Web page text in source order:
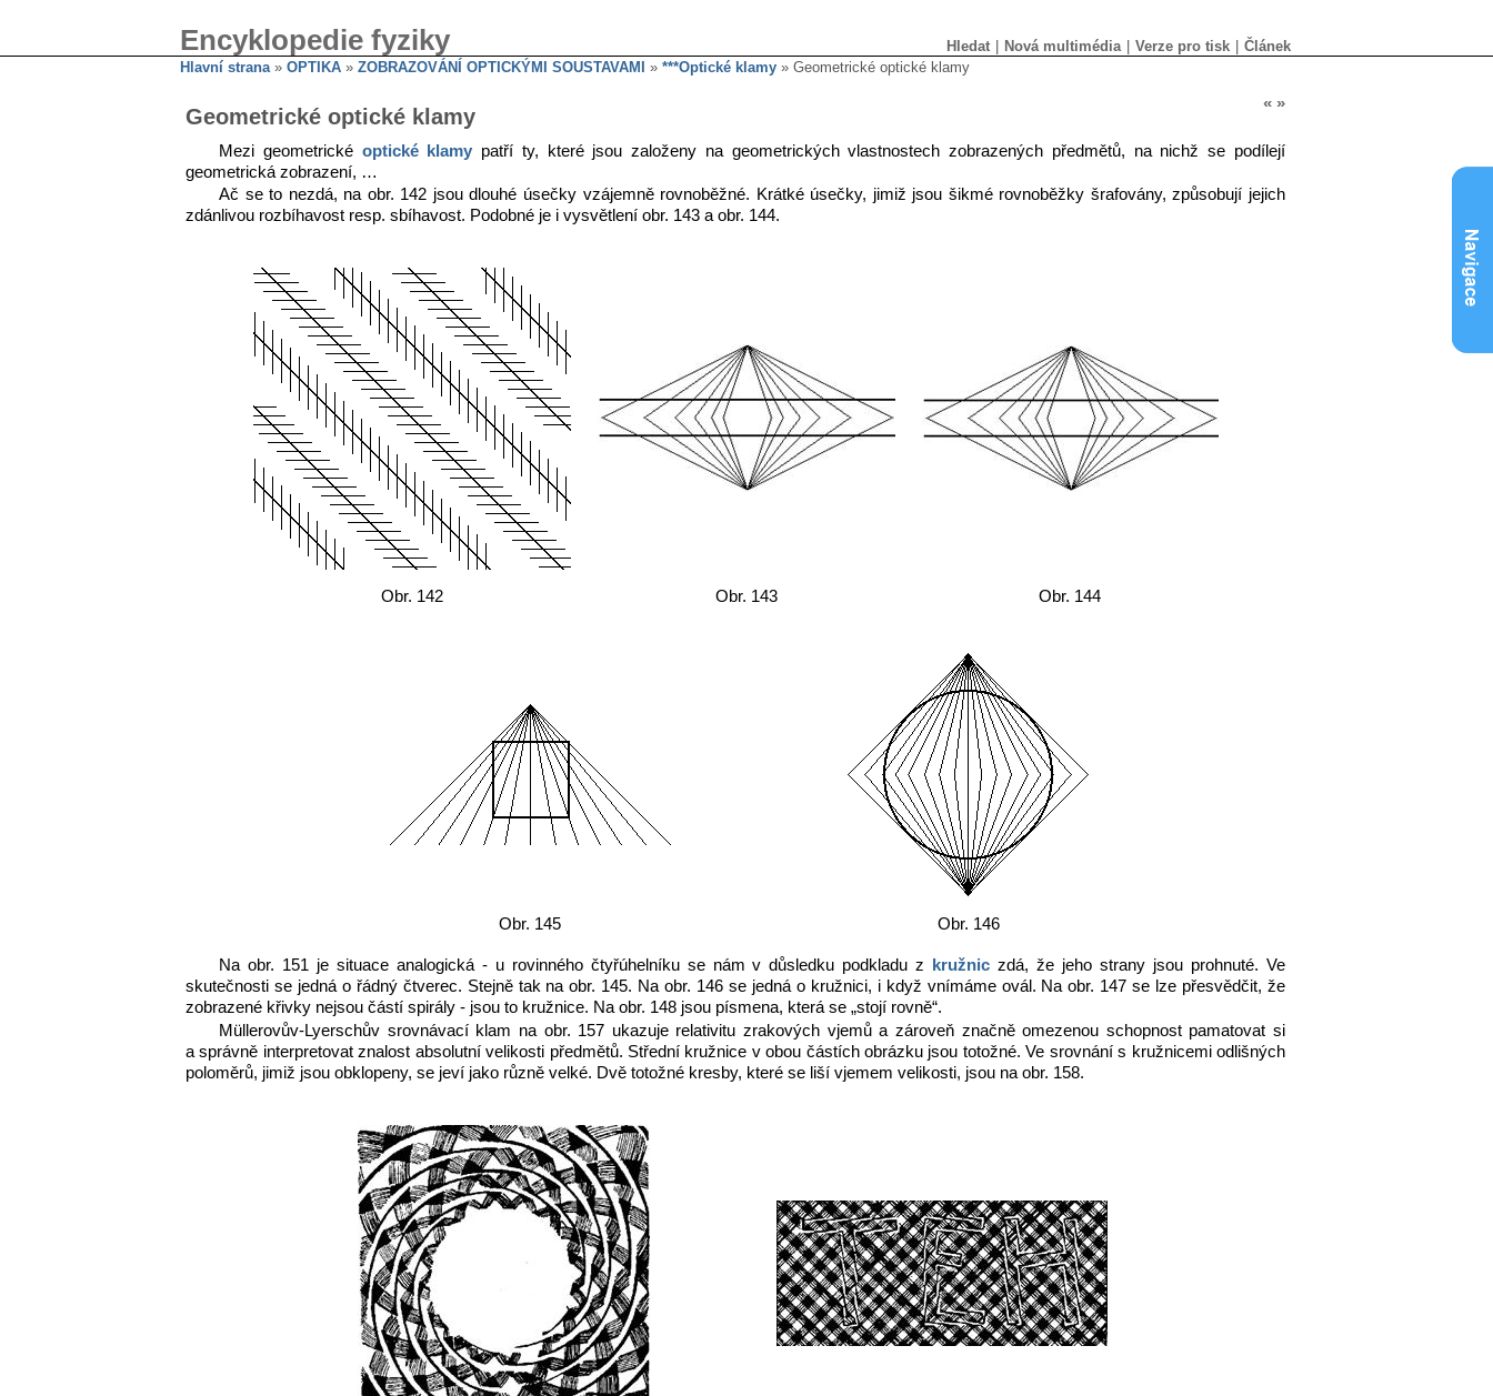
Encyklopedie fyziky Hledat Nová multimédia Verze pro tisk
Článek
Hlavní strana» OPTIKA » ZOBRAZOVÁNÍ OPTICKÝMI SOUSTAVAMI » ***Optické klamy » Geometrické optické klamy
« »
Geometrické optické klamy
Mezi geometrické optické klamy patří ty, které jsou založeny na geometrických vlastnostech zobrazených předmětů, na nichž se podílejí
geometrická zobrazení, …
Ač se to nezdá, na obr. 142 jsou dlouhé úsečky vzájemně rovnoběžné. Krátké úsečky, jimiž jsou šikmé rovnoběžky šrafovány, způsobují jejich
zdánlivou rozbíhavost resp. sbíhavost. Podobné je i vysvětlení obr. 143 a obr. 144.
Obr. 142 Obr. 143 Obr. 144
Obr. 145 Obr. 146
Na obr. 151 je situace analogická - u rovinného čtyřúhelníku se nám v důsledku podkladu z kružnic zdá, že jeho strany jsou prohnuté. Ve
skutečnosti se jedná o řádný čtverec. Stejně tak na obr. 145. Na obr. 146 se jedná o kružnici, i když vnímáme ovál. Na obr. 147 se lze přesvědčit, že
zobrazené křivky nejsou částí spirály - jsou to kružnice. Na obr. 148 jsou písmena, která se „stojí rovně“.
Müllerovův-Lyerschův srovnávací klam na obr. 157 ukazuje relativitu zrakových vjemů a zároveň značně omezenou schopnost pamatovat si
a správně interpretovat znalost absolutní velikosti předmětů. Střední kružnice v obou částích obrázku jsou totožné. Ve srovnání s kružnicemi odlišných
poloměrů, jimiž jsou obklopeny, se jeví jako různě velké. Dvě totožné kresby, které se liší vjemem velikosti, jsou na obr. 158.